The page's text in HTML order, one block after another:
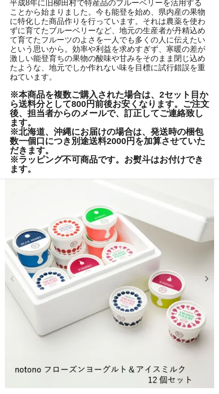
平成8年に旧柳田村で特産品のブルーベリーを活用する
ことから始まりました。今も能登を始め、県内産の果物
に特化した商品作りを行っています。それは農薬を使わ
ずに育てたブルーベリーなど、地元の生産者が丹精込め
て育てたフルーツのよさを一人でも多くの人に伝えたい
という思いから。効率や利益を求めすぎず、寒暖の差が
激しい能登育ちの果物の酸味や甘みをそのまま閉じ込め
たような、地元でしか作れない味を目標に試行錯誤を重
ねています。
※本商品を複数ご購入された場合は、2セット目か
ら送料分として800円前後お安くなります。ご注文
後、担当者からのメールで、訂正してご連絡致し
ます。
※北海道、沖縄にお届けの場合は、発送時の梱包
数一個口につき別途送料2000円を加算させていた
だきます。
※ラッピング不可商品です。お熨斗はお付けでき
ます。